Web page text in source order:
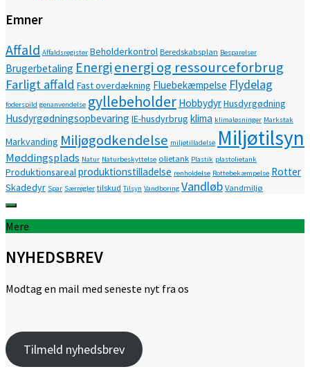
Emner
Affald Affaldsregister Beholderkontrol Beredskabsplan Besparelser
Brugerbetaling Energi energi og ressourceforbrug
Farligt affald Fast overdækning Fluebekæmpelse Flydelag
foderspild genanvendelse gyllebeholder HobbydyrHusdyrgødning
Husdyrgødningsopbevaring IE-husdyrbrug klima klimaløsninger Markstak
Markvanding Miljøgodkendelse miljøtilladelse Miljøtilsyn
Møddingsplads Natur Naturbeskyttelse olietank Plastik plastolietank
Produktionsareal produktionstilladelse renholdelse Rottebekæmpelse Rotter
Skadedyr Spar Særregler tilskud Tilsyn Vandboring Vandløb Vandmiljø
Mere
NYHEDSBREV
Modtag en mail med seneste nyt fra os
Tilmeld nyhedsbrev